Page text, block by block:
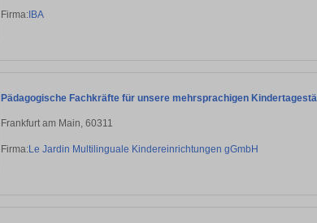
Firma:IBA
Pädagogische Fachkräfte für unsere mehrsprachigen
Frankfurt am Main, 60311
Firma:Le Jardin Multilinguale Kindereinrichtungen gGmbH